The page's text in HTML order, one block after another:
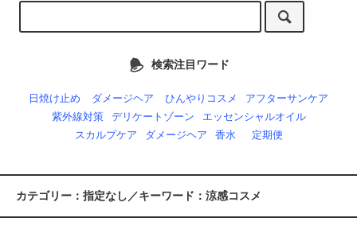
検索注目ワード
日焼け止め ダメージヘア ひんやりコスメ
アフターサンケア
紫外線対策
デリケートゾーン
エッセンシャルオイル
スカルプケア
ダメージヘア 香水 定期便
カテゴリー：指定なし／キーワード：涼感コスメ